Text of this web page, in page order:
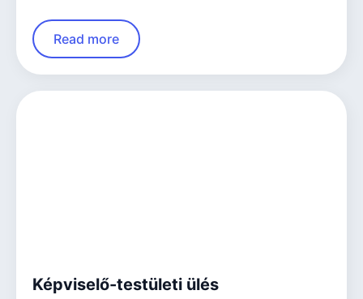
Read more
Képviselő-testületi ülés